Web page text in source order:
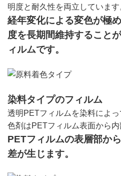
明度と耐久性を両立しています
経年変化による変色が極
度を長期間維持すること
ィルムです。
染料タイプのフィルム
透明PETフィルムを染料によっ
色剤はPETフィルム表面から内
PETフィルムの表層部か
差が生じます。